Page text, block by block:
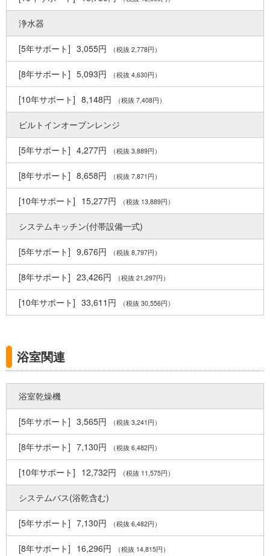
浄水器
3,055円 （税抜 2,778円）
5,093円 （税抜 4,630円）
8,148円 （税抜 7,408円）
ビルトインオーブンレンジ
4,277円 （税抜 3,889円）
8,658円 （税抜 7,871円）
15,277円 （税抜 13,889円）
システムキッチン(付帯設備一式)
9,676円 （税抜 8,797円）
23,426円 （税抜 21,297円）
33,611円 （税抜 30,556円）
浴室関連
浴室乾燥機
3,565円 （税抜 3,241円）
7,130円 （税抜 6,482円）
12,732円 （税抜 11,575円）
システムバス(浴乾含む)
7,130円 （税抜 6,482円）
16,296円 （税抜 14,815円）